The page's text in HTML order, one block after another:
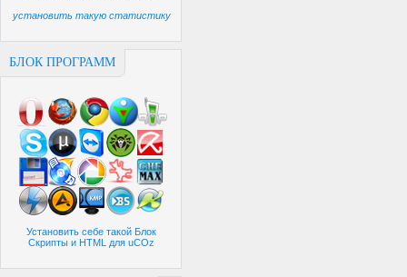
установить такую статистику
БЛОК ПРОГРАММ
Установить себе такой Блок
Скрипты и HTML для uCOz